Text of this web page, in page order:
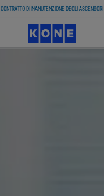
CONTRATTO DI MANUTENZIONE DEGLI ASCENSORI